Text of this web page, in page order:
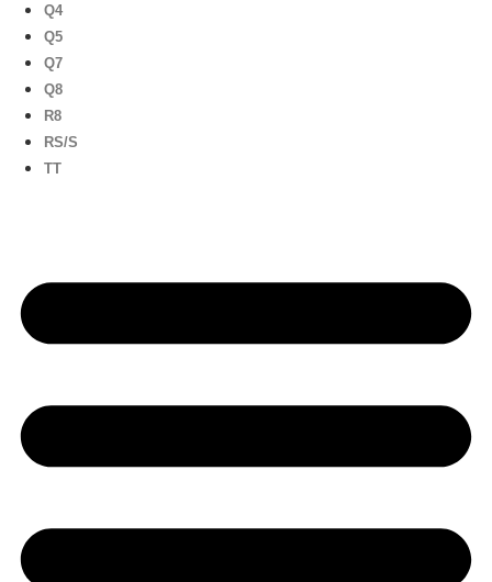
Q4
Q5
Q7
Q8
R8
RS/S
TT